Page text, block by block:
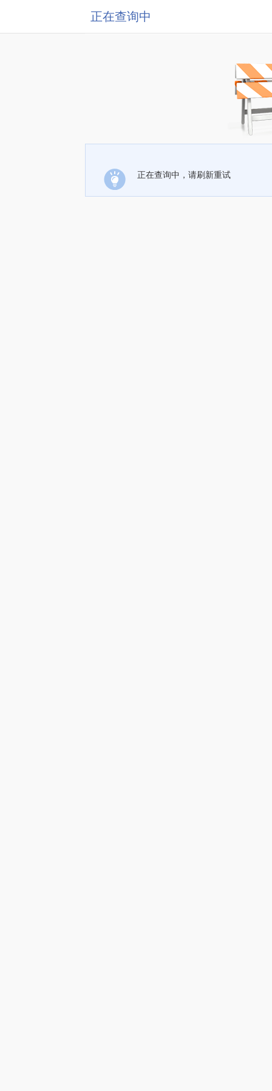
正在查询中
正在查询中，请刷新重试